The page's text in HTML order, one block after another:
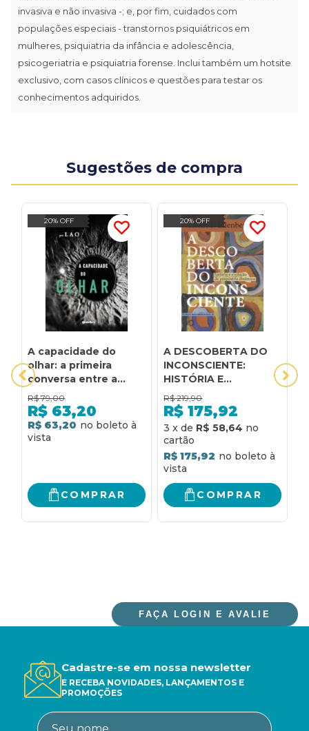
invasiva e não invasiva -; e, por fim, cuidados com
populações especiais - transtornos psiquiátricos em
mulheres, psiquiatria da infância e adolescência,
psicogeriatria e psiquiatria forense. Inclui também um hotsite
exclusivo, com casos clínicos e questões para testar os
conhecimentos adquiridos.
Sugestões de compra
20% OFF
A capacidade do
olhar: a primeira
conversa entre a
psiquiatria e a
psicanálise
R$ 79,00
R$ 63,20
R$ 63,20
COMPRAR
20% OFF
A DESCOBERTA DO
INCONSCIENTE:
HISTÓRIA E
EVOLUÇÃO DA
PSIQUIATRIA
DINÂMICA
R$ 219,90
R$ 175,92
3 x de R$ 58,64
R$ 175,92
COMPRAR
FAÇA LOGIN E AVALIE
Cadastre-se em nossa newsletter
E RECEBA NOVIDADES, LANÇAMENTOS E
PROMOÇÕES